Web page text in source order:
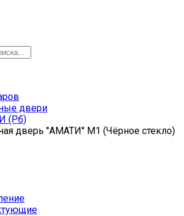
двери
(Рб)
дверь ''АМАТИ'' М1 (Чёрное стекло)